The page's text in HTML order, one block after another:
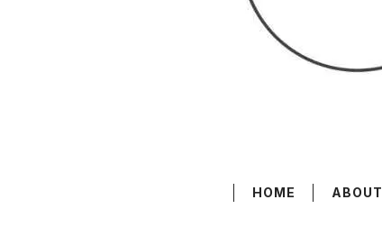
HOME ABOUT